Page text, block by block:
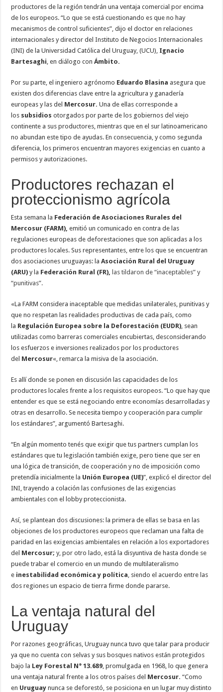
productores de la región tendrán una ventaja comercial por encima
de los europeos. “Lo que se está cuestionando es que no hay
mecanismos de control suficientes”, dijo el doctor en relaciones
internacionales y director del Instituto de Negocios Internacionales
(INI) de la Universidad Católica del Uruguay, (UCU), Ignacio
Bartesaghi , en diálogo conÁmbito.
Por su parte, el ingeniero agrónomo Eduardo Blasina asegura que
existen dos diferencias clave entre la agricultura y ganadería
europeas y las del Mercosur. Una de ellas corresponde a
los subsidios otorgados por parte de los gobiernos del viejo
continente a sus productores, mientras que en el sur latinoamericano
no abundan este tipo de ayudas. En consecuencia, y como segunda
diferencia, los primeros encuentran mayores exigencias en cuanto a
permisos y autorizaciones.
Productores rechazan el
proteccionismo agrícola
Esta semana la Federación de Asociaciones Rurales del
Mercosur (FARM),emitió un comunicado en contra de las
regulaciones europeas de deforestaciones que son aplicadas a los
productores locales. Sus representantes, entre los que se encuentran
dos asociaciones uruguayas: laAsociación Rural del Uruguay
(ARU)y la Federación Rural (FR),
las tildaron de “inaceptables” y
“punitivas”.
«La FARM considera inaceptable que medidas unilaterales, punitivas y
que no respetan las realidades productivas de cada país, como
la Regulación Europea sobre la Deforestación (EUDR) , sean
utilizadas como barreras comerciales encubiertas, desconsiderando
los esfuerzos e inversiones realizados por los productores
del Mercosur«, remarca la misiva de la asociación.
Es allí donde se ponen en discusión las capacidades de los
productores locales frente a los requisitos europeos. “Lo que hay que
entender es que se está negociando entre economías desarrolladas y
otras en desarrollo. Se necesita tiempo y cooperación para cumplir
los estándares”, argumentó Bartesaghi.
“En algún momento tenés que exigir que tus partners cumplan los
estándares que tu legislación también exige, pero tiene que ser en
una lógica de transición, de cooperación y no de imposición como
pretendía inicialmente la Unión Europea (UE)”, explicó el director del
INI, trayendo a colación las confusiones de las exigencias
ambientales con el lobby proteccionista.
Así, se plantean dos discusiones: la primera de ellas se basa en las
objeciones de los productores europeos que reclaman una falta de
paridad en las exigencias ambientales en relación a los exportadores
del Mercosur; y, por otro lado, está la disyuntiva de hasta donde se
puede trabar el comercio en un mundo de multilateralismo
e inestabilidad económica y política , siendo el acuerdo entre las
dos regiones un espacio de tierra firme donde pararse.
La ventaja natural del
Uruguay
Por razones geográficas, Uruguay nunca tuvo que talar para producir
ya que no cuenta con selvas y sus bosques nativos están protegidos
bajo la Ley Forestal N° 13.689 , promulgada en 1968, lo que genera
una ventaja natural frente a los otros países del Mercosur. “Como
en Uruguay nunca se deforestó, se posiciona en un lugar muy distinto